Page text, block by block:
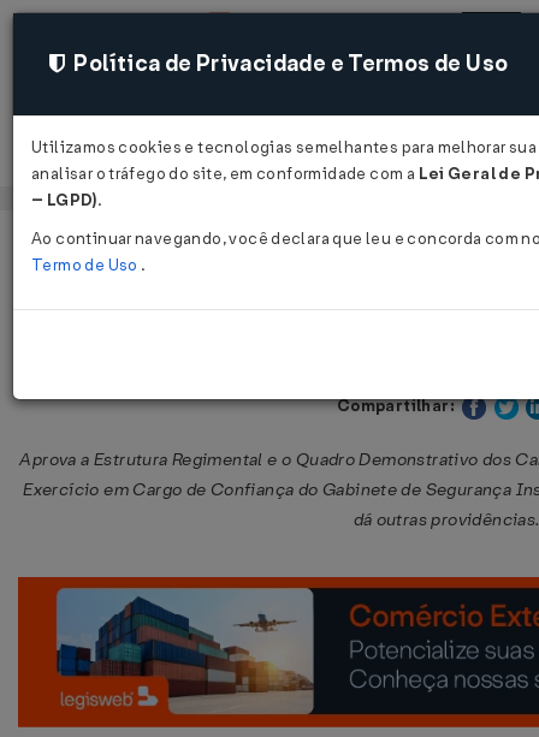
Acessar
Página Inicial Legislações Legislação Federal
Decreto nº 6.931 de 11/08/2009
Compartilhar:
Aprova a Estrutura Regimental e o Quadro Demonstrativo dos
Exercício em Cargo de Confiança do Gabinete de Segurança
dá outras providências.
Política de Privacidade e Termos de Uso
Utilizamos cookies e tecnologias semelhantes para melhorar
analisar o tráfego do site, em conformidade com a Lei Geral de
– LGPD).
Ao continuar navegando, você declara que leu e concorda com
Termo de Uso .